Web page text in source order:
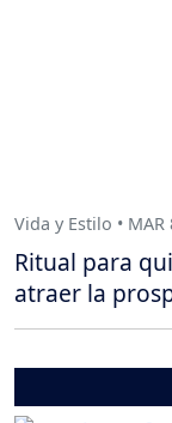
Vida y Estilo • MAR
Ritual para
atraer la